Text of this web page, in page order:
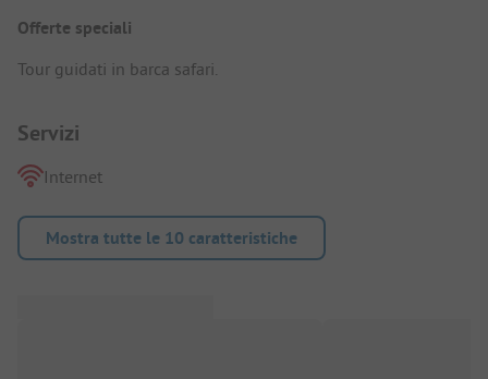
Offerte speciali
Tour guidati in barca safari.
Servizi
Internet
Mostra tutte le 10 caratteristiche